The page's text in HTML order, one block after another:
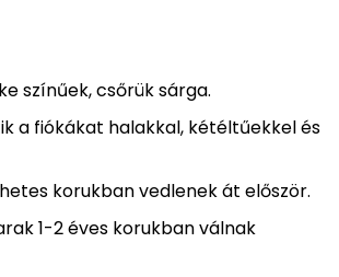
színűek, csőrük sárga.
a fiókákat halakkal, kétéltűekkel és
korukban vedlenek át először.
1-2 éves korukban válnak